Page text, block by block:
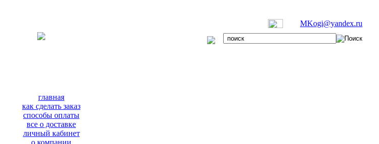
MKogi@yandex.ru
главная
как сделать заказ
способы оплаты
все о доставке
личный кабинет
о компании